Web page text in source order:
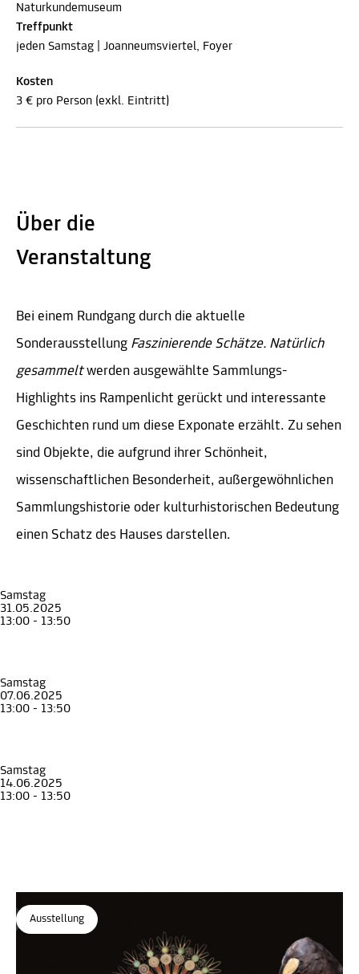
Naturkundemuseum
Treffpunkt
jeden Samstag | Joanneumsviertel, Foyer
Kosten
3 € pro Person (exkl. Eintritt)
Über die
Veranstaltung
Bei einem Rundgang durch die aktuelle
Sonderausstellung Faszinierende Schätze. Natürlich
gesammeltwerden ausgewählte Sammlungs-
Highlights ins Rampenlicht gerückt und interessante
Geschichten rund um diese Exponate erzählt. Zu sehen
sind Objekte, die aufgrund ihrer Schönheit,
wissenschaftlichen Besonderheit, außergewöhnlichen
Sammlungshistorie oder kulturhistorischen Bedeutung
einen Schatz des Hauses darstellen.
Samstag
31.05.2025
13:00 - 13:50
Samstag
07.06.2025
13:00 - 13:50
Samstag
14.06.2025
13:00 - 13:50
Ausstellung